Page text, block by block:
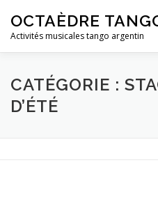
OCTAÈDRE
Activités musicales tango argentin
FACEBOOK CHAINE
CATÉGORIE :
D’ÉTÉ